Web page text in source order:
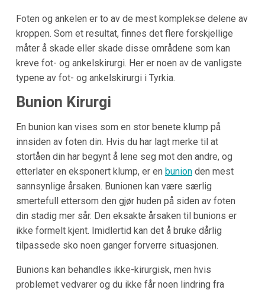
Foten og ankelen er to av de mest komplekse delene av
kroppen. Som et resultat, finnes det flere forskjellige
måter å skade eller skade disse områdene som kan
kreve fot- og ankelskirurgi. Her er noen av de vanligste
typene av fot- og ankelskirurgi i Tyrkia.
Bunion Kirurgi
En bunion kan vises som en stor benete klump på
innsiden av foten din. Hvis du har lagt merke til at
stortåen din har begynt å lene seg mot den andre, og
etterlater en eksponert klump, er en bunionden mest
sannsynlige årsaken. Bunionen kan være særlig
smertefull ettersom den gjør huden på siden av foten
din stadig mer sår. Den eksakte årsaken til bunions er
ikke formelt kjent. Imidlertid kan det å bruke dårlig
tilpassede sko noen ganger forverre situasjonen.
Bunions kan behandles ikke-kirurgisk, men hvis
problemet vedvarer og du ikke får noen lindring fra